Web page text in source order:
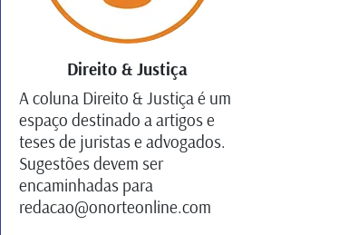
Direito & Justiça
A coluna Direito & Justiça é um
espaço destinado a artigos e
teses de juristas e advogados.
Sugestões devem ser
encaminhadas para
redacao@onorteonline.com